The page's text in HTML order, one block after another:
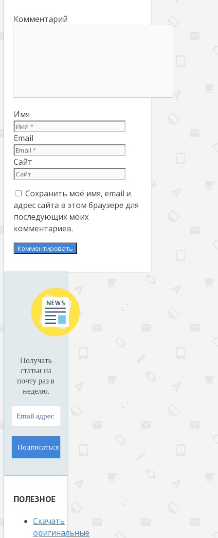
Комментарий
Имя
Email
Сайт
Сохранить моё имя, email и
адрес сайта в этом браузере для
последующих моих
комментариев.
Получать
статьи на
почту раз в
неделю.
ПОЛЕЗНОЕ
Скачать
оригинальные